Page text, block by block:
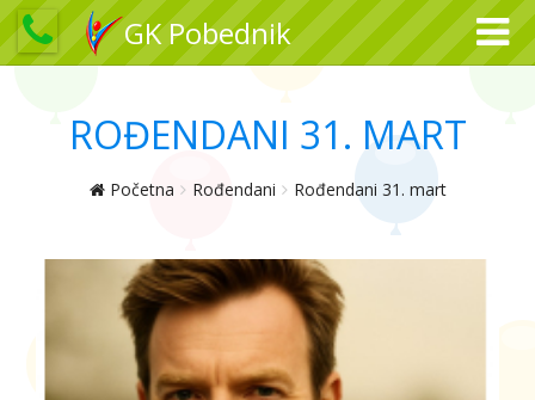
GK Pobednik
ROĐENDANI 31. MART
Početna Rođendani Rođendani 31. mart